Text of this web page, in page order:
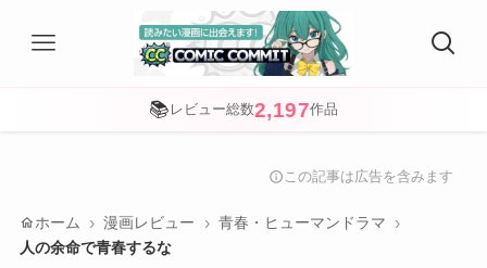
📚 レビュー総数2,197作品
info この記事は広告を含みます
home ホーム 漫画レビュー
青春・ヒューマンドラマ
人の余命で青春するな